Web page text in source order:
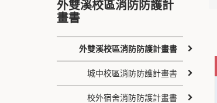
外雙溪校區消防防護計
畫書
外雙溪校區消防防護計畫書
城中校區消防防護計畫書
校外宿舍消防防護計畫書